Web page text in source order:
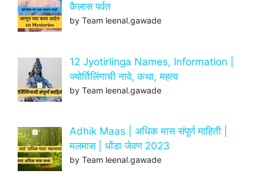
कैलास पर्वत
by Team leenal.gawade
12 Jyotirlinga Names, Information |
ज्योर्तिलिंगाची नावे, कथा, महत्व
by Team leenal.gawade
Adhik Maas | अधिक मास संपूर्ण माहिती |
मलमास | धोंडा जेवण 2023
by Team leenal.gawade